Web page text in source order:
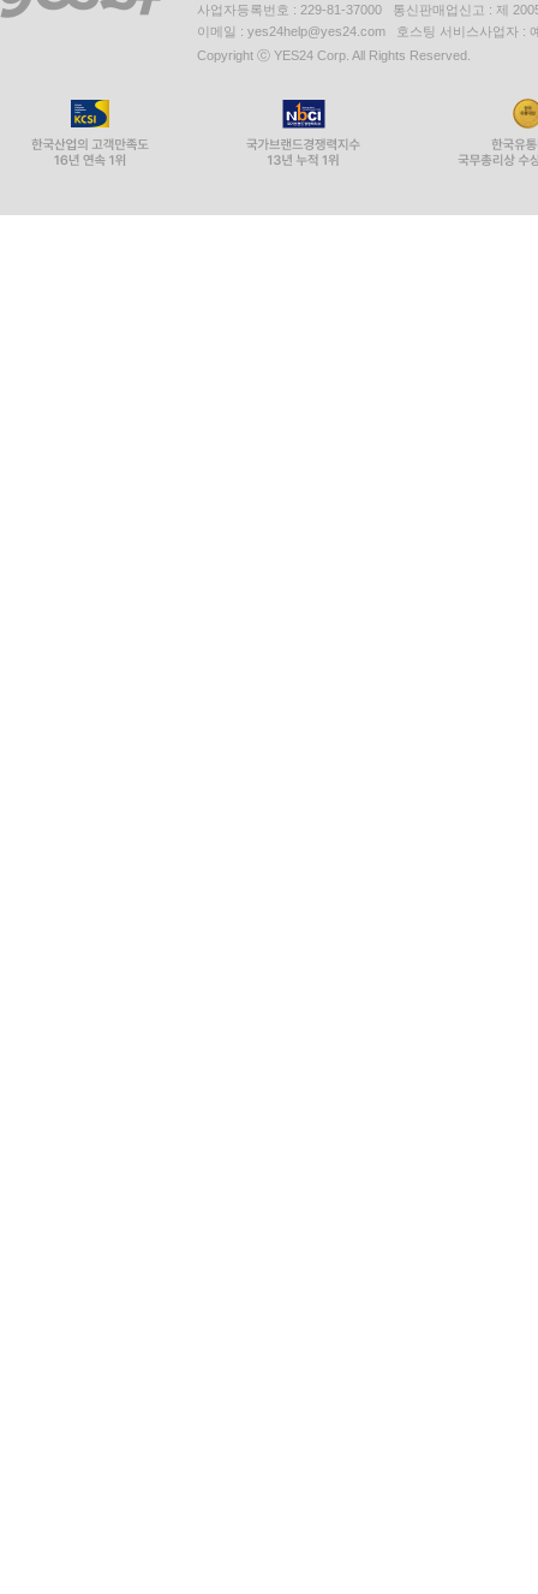
사업자등록번호 : 229-81-37000 통신판매업신고 : 제
이메일 : yes24help@yes24.com 호스팅 서비스사업자 :
Copyright ⓒ YES24 Corp. All Rights Reserved.